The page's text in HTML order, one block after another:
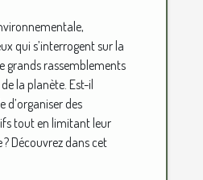
qui s’interrogent sur la
grands rassemblements
la planète. Est-il
d’organiser des
tout en limitant leur
Découvrez dans cet